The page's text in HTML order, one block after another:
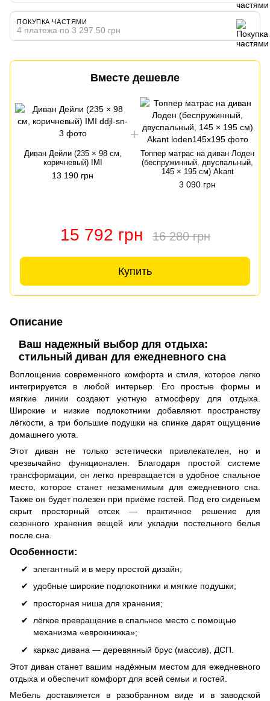
ПОКУПКА ЧАСТЯМИ
4 платежа по 3 297.50 грн
Вместе дешевле
Диван Дейли (235 × 98 см,
коричневый) IMI
13 190 грн
Топпер матрас на диван Лоден
(беспружинный, двуспальный,
145 × 195 см) Akant
3 090 грн
15 792 грн 16 280 грн
Купить
Описание
Ваш надежный выбор для отдыха:
стильный диван для ежедневного сна
Воплощение современного комфорта и стиля, которое легко
интегрируется в любой интерьер. Его простые формы и
мягкие линии создают уютную атмосферу для отдыха.
Широкие и низкие подлокотники добавляют пространству
лёгкости, а три большие подушки на спинке дарят ощущение
домашнего уюта.
Этот диван не только эстетически привлекателен, но и
чрезвычайно функционален. Благодаря простой системе
трансформации, он легко превращается в удобное спальное
место, которое станет незаменимым для ежедневного сна.
Также он будет полезен при приёме гостей. Под его сиденьем
скрыт просторный отсек — практичное решение для
сезонного хранения вещей или укладки постельного белья
после сна.
Особенности:
элегантный и в меру простой дизайн;
удобные широкие подлокотники и мягкие подушки;
просторная ниша для хранения;
лёгкое превращение в спальное место с помощью
механизма «еврокнижка»;
каркас дивана — деревянный брус (массив), ДСП.
Этот диван станет вашим надёжным местом для ежедневного
отдыха и обеспечит комфорт для всей семьи и гостей.
Мебель доставляется в разобранном виде и в заводской